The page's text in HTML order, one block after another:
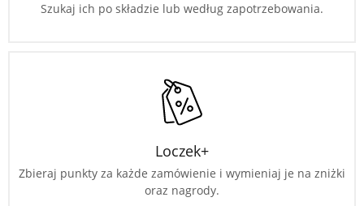
Szukaj ich po składzie lub według zapotrzebowania.
Loczek+
Zbieraj punkty za każde zamówienie i wymieniaj je na zniżki
oraz nagrody.